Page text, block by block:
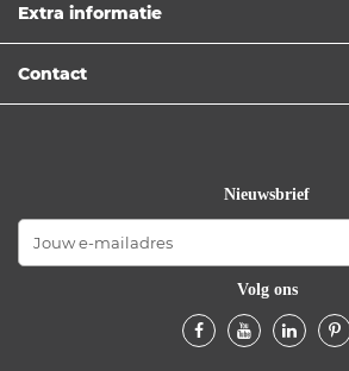
Extra informatie
Contact
Nieuwsbrief
Volg ons